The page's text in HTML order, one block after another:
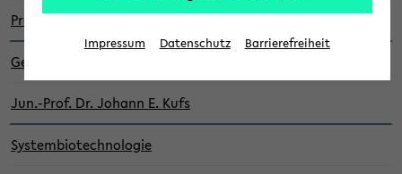
Prof. Dr.-Ing. Kat­rin Ro­sen­thal
Ge­no­me En­gi­nee­ring/Edi­ting
Jun.-Prof. Dr. Jo­hann E. Kufs
Sys­tem­bio­tech­no­lo­gie
Impressum Datenschutz Barrierefreiheit